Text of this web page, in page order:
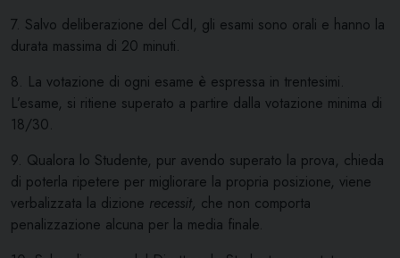
7. Salvo deliberazione del CdI, gli esami sono orali e hanno la
durata massima di 20 minuti.
8. La votazione di ogni esame è espressa in trentesimi.
L’esame, si ritiene superato a partire dalla votazione minima di
18/30.
9. Qualora lo Studente, pur avendo superato la prova, chieda
di poterla ripetere per migliorare la propria posizione, viene
verbalizzata la dizione recessit, che non comporta
penalizzazione alcuna per la media finale.